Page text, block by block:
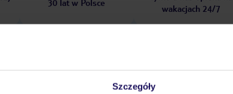
Szczegóły
30 lat w Polsce
wakacjach 24/7
Wyżywienie Atrakcje